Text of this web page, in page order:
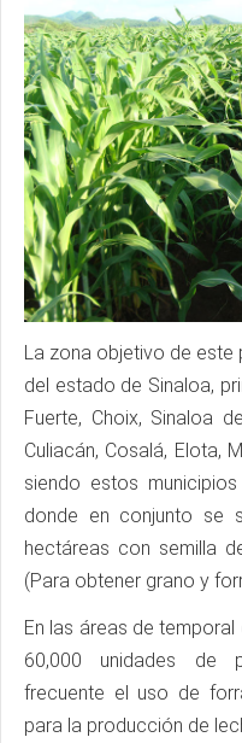
La zona objetivo de
del estado de Sinaloa,
Fuerte, Choix, Sinaloa
Culiacán, Cosalá, Elota,
siendo estos
donde en conjunto se
hectáreas con semilla
(Para obtener grano y
En las áreas de
60,000 unidades de
frecuente el uso de
para la producción de